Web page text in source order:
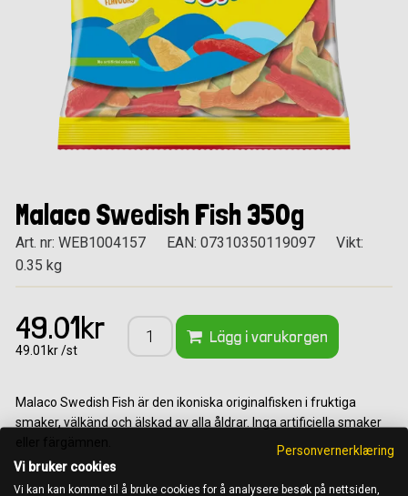
Malaco Swedish Fish 350g
Art. nr: WEB1004157 EAN: 07310350119097
Vikt:
0.35 kg
49.01kr
49.01kr /st
Lägg i varukorgen
Malaco Swedish Fish är den ikoniska originalfisken i fruktiga
smaker, välkänd och älskad av alla åldrar. Inga artificiella smaker
Personvernerklæring
Vi bruker cookies
Vi kan kan komme til å bruke cookies for å analysere besøk på nettsiden,